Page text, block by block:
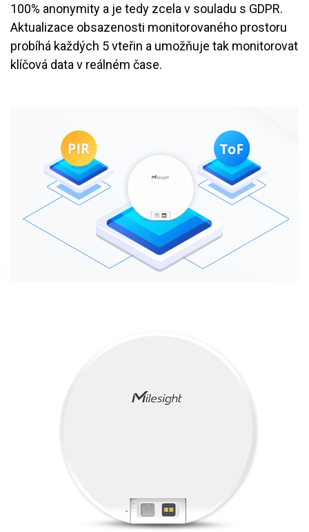
100% anonymity a je tedy zcela v souladu s GDPR.
Aktualizace obsazenosti monitorovaného prostoru
probíhá každých 5 vteřin a umožňuje tak monitorovat
klíčová data v reálném čase.